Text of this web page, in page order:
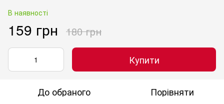
В наявності
159 грн 180 грн
Купити
До обраного Порівняти